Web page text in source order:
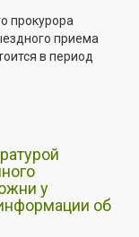
прокурора
приема
в период
у
об